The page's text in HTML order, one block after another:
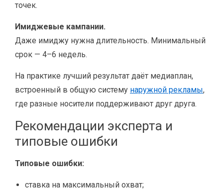
точек.
Имиджевые кампании.
Даже имиджу нужна длительность. Минимальный
срок — 4–6 недель.
На практике лучший результат даёт медиаплан,
встроенный в общую систему наружной рекламы,
где разные носители поддерживают друг друга.
Рекомендации эксперта и
типовые ошибки
Типовые ошибки:
ставка на максимальный охват;